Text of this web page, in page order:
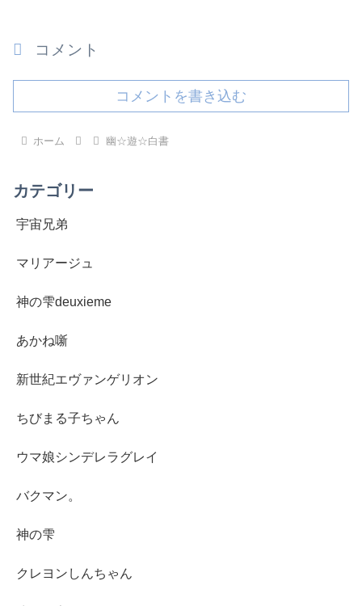
コメント
コメントを書き込む
ホーム 幽☆遊☆白書
カテゴリー
宇宙兄弟
マリアージュ
神の雫deuxieme
あかね噺
新世紀エヴァンゲリオン
ちびまる子ちゃん
ウマ娘シンデレラグレイ
バクマン。
神の雫
クレヨンしんちゃん